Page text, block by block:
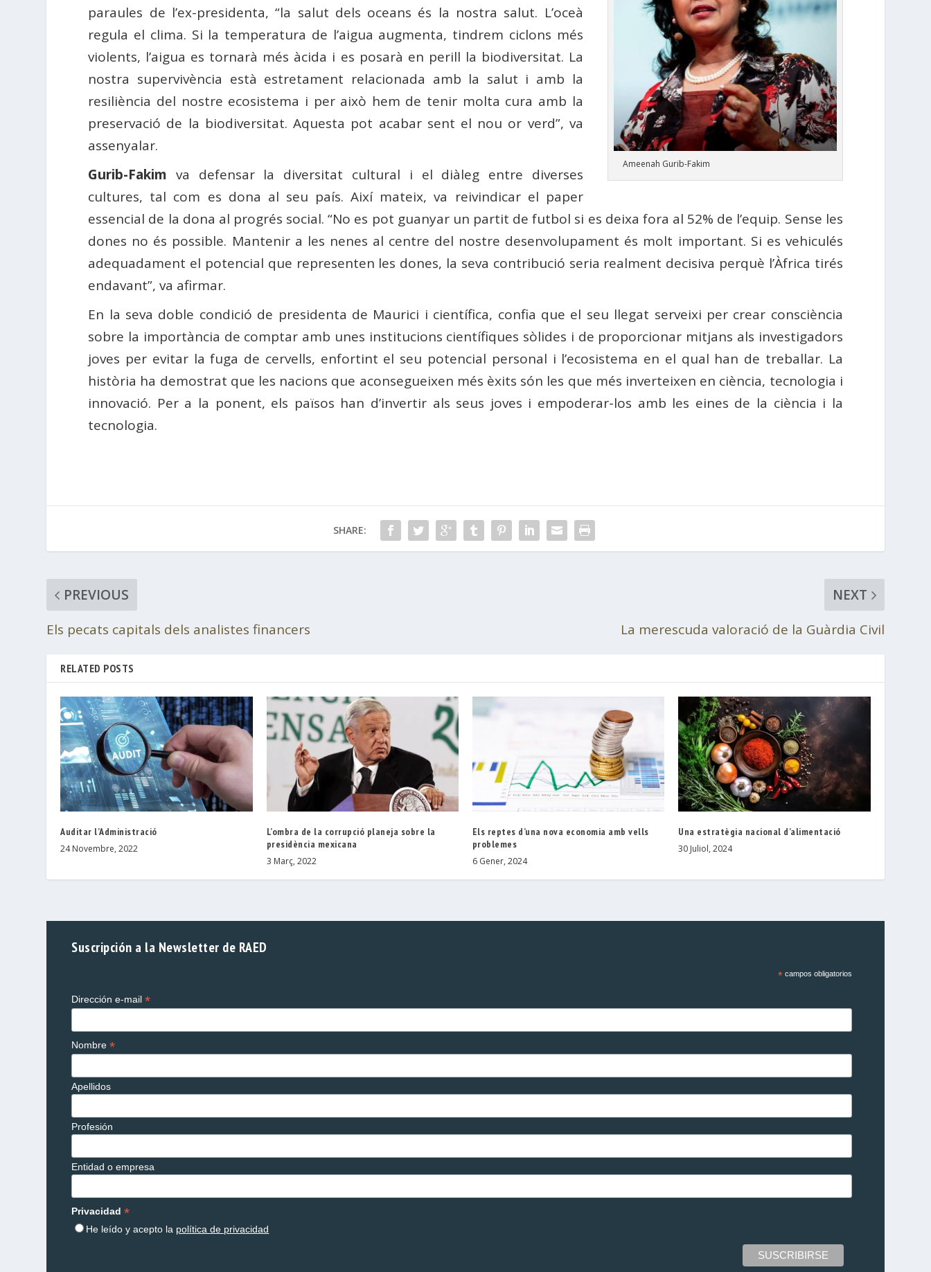
Ameenah Gurib-Fakim
paraules de l’ex-presidenta, “la salut dels oceans és la nostra salut. L’oceà
regula el clima. Si la temperatura de l’aigua augmenta, tindrem ciclons més
violents, l’aigua es tornarà més àcida i es posarà en perill la biodiversitat. La
nostra supervivència està estretament relacionada amb la salut i amb la
resiliència del nostre ecosistema i per això hem de tenir molta cura amb la
preservació de la biodiversitat. Aquesta pot acabar sent el nou or verd”, va
assenyalar.
Gurib-Fakim ​​va defensar la diversitat cultural i el diàleg entre diverses
cultures, tal com es dona al seu país. Així mateix, va reivindicar el paper
essencial de la dona al progrés social. “No es pot guanyar un partit de futbol si es deixa fora al 52% de l’equip. Sense les
dones no és possible. Mantenir a les nenes al centre del nostre desenvolupament és molt important. Si es vehiculés
adequadament el potencial que representen les dones, la seva contribució seria realment decisiva perquè l’Àfrica tirés
endavant”, va afirmar.
En la seva doble condició de presidenta de Maurici i científica, confia que el seu llegat serveixi per crear consciència
sobre la importància de comptar amb unes institucions científiques sòlides i de proporcionar mitjans als investigadors
joves per evitar la fuga de cervells, enfortint el seu potencial personal i l’ecosistema en el qual han de treballar. La
història ha demostrat que les nacions que aconsegueixen més èxits són les que més inverteixen en ciència, tecnologia i
innovació. Per a la ponent, els països han d’invertir als seus joves i empoderar-los amb les eines de la ciència i la
tecnologia.
SHARE:
PREVIOUS
Els pecats capitals dels analistes financers
NEXT
La merescuda valoració de la Guàrdia Civil
RELATED POSTS
Auditar l’Administració
24 Novembre, 2022
L’ombra de la corrupció planeja sobre la
presidència mexicana
3 Març, 2022
Els reptes d’una nova economia amb vells
problemes
6 Gener, 2024
Una estratègia nacional d’alimentació
30 Juliol, 2024
Suscripción a la Newsletter de RAED
*campos obligatorios
Dirección e-mail*
Nombre*
Apellidos
Profesión
Entidad o empresa
Privacidad*
He leído y acepto la política de privacidad